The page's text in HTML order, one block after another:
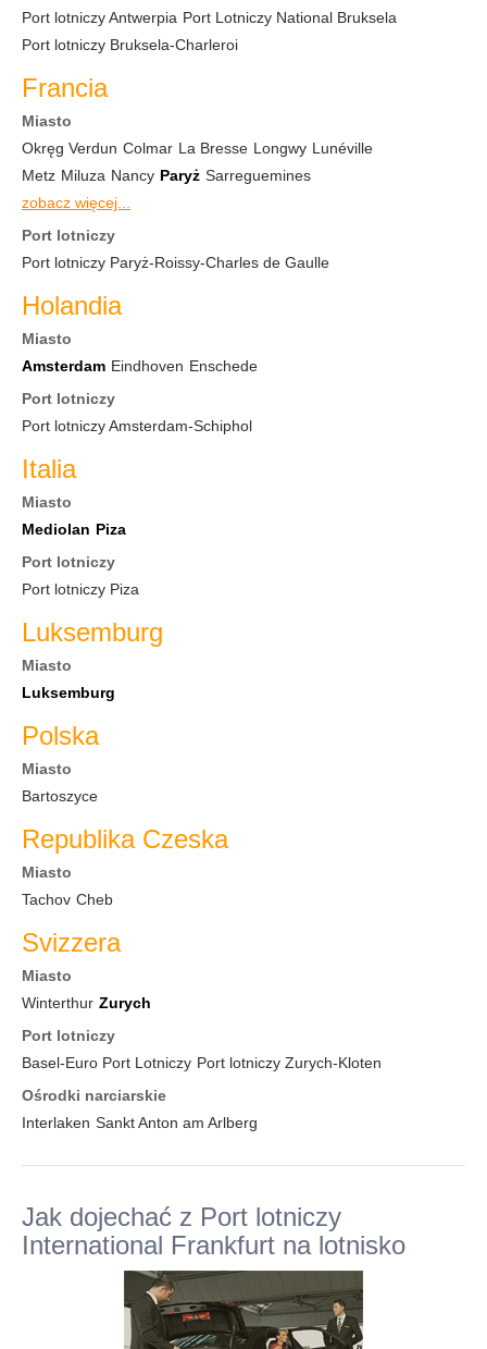
Port lotniczy Antwerpia Port Lotniczy National Bruksela
Port lotniczy Bruksela-Charleroi
Francia
Miasto
Okręg Verdun Colmar La Bresse Longwy Lunéville
Metz Miluza Nancy Paryż Sarreguemines
zobacz więcej...
Port lotniczy
Port lotniczy Paryż-Roissy-Charles de Gaulle
Holandia
Miasto
Amsterdam Eindhoven Enschede
Port lotniczy
Port lotniczy Amsterdam-Schiphol
Italia
Miasto
Mediolan Piza
Port lotniczy
Port lotniczy Piza
Luksemburg
Miasto
Luksemburg
Polska
Miasto
Bartoszyce
Republika Czeska
Miasto
Tachov Cheb
Svizzera
Miasto
Winterthur Zurych
Port lotniczy
Basel-Euro Port Lotniczy Port lotniczy Zurych-Kloten
Ośrodki narciarskie
Interlaken Sankt Anton am Arlberg
Jak dojechać z Port lotniczy
International Frankfurt na lotnisko